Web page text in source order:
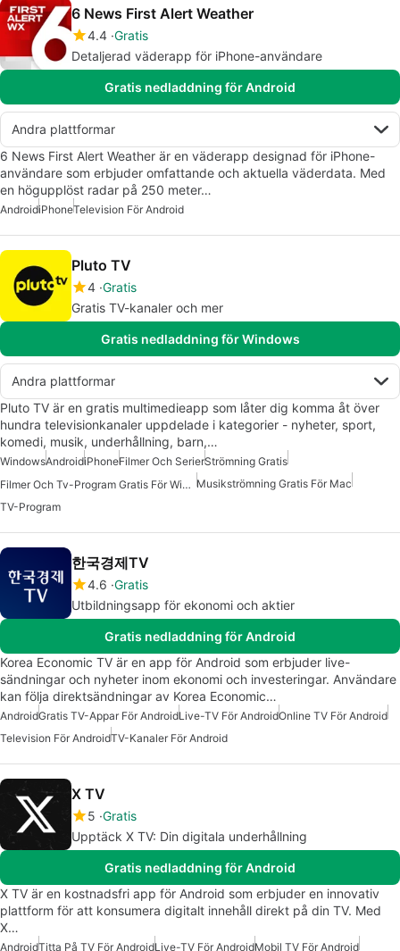
6 News First Alert Weather
4.4 Gratis
Detaljerad väderapp för iPhone-användare
Gratis nedladdning för Android
Andra plattformar
6 News First Alert Weather är en väderapp designad för iPhone-
användare som erbjuder omfattande och aktuella väderdata. Med
en högupplöst radar på 250 meter…
AndroidiPhoneTelevision För Android
Pluto TV
4 Gratis
Gratis TV-kanaler och mer
Gratis nedladdning för Windows
Andra plattformar
Pluto TV är en gratis multimedieapp som låter dig komma åt över
hundra televisionkanaler uppdelade i kategorier - nyheter, sport,
komedi, musik, underhållning, barn,…
WindowsAndroidiPhoneFilmer Och SerierStrömning Gratis
Filmer Och Tv-Program Gratis För Windows Musikströmning Gratis För Mac
TV-Program
한국경제TV
4.6 Gratis
Utbildningsapp för ekonomi och aktier
Gratis nedladdning för Android
Korea Economic TV är en app för Android som erbjuder live-
sändningar och nyheter inom ekonomi och investeringar. Användare
kan följa direktsändningar av Korea Economic…
AndroidGratis TV-Appar För AndroidLive-TV För AndroidOnline TV För Android
Television För AndroidTV-Kanaler För Android
X TV
5 Gratis
Upptäck X TV: Din digitala underhållning
Gratis nedladdning för Android
X TV är en kostnadsfri app för Android som erbjuder en innovativ
plattform för att konsumera digitalt innehåll direkt på din TV. Med
X…
AndroidTitta På TV För AndroidLive-TV För AndroidMobil TV För Android